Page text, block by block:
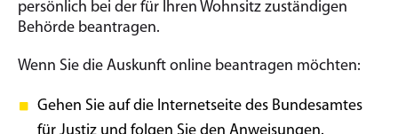
persönlich bei der für Ihren Wohnsitz zuständigen
Behörde beantragen.
Wenn Sie die Auskunft online beantragen möchten:
Gehen Sie auf die Internetseite des Bundesamtes